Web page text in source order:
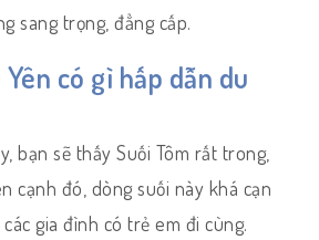
sang trọng, đẳng cấp.
có gì hấp dẫn du
bạn sẽ thấy Suối Tôm rất trong,
cạnh đó, dòng suối này khá cạn
gia đình có trẻ em đi cùng.